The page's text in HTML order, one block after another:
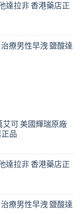
達拉非 香港藥店正
療男性早洩 鹽酸達
艾可 美國輝瑞原廠
品
達拉非 香港藥店正
療男性早洩 鹽酸達